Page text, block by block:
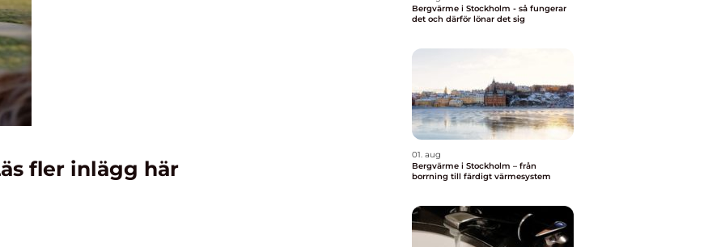
fler inlägg här
Bergvärme i Stockholm - så fungerar
det och därför lönar det sig
01. aug
Bergvärme i Stockholm – från
borrning till färdigt värmesystem